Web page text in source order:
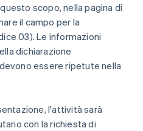
scopo, nella pagina di
il campo per la
03). Le informazioni
dichiarazione
essere ripetute nella
l'attività sarà
con la richiesta di